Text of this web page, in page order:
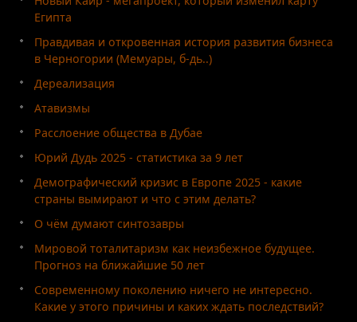
Египта
Правдивая и откровенная история развития бизнеса
в Черногории (Мемуары, б-дь..)
Дереализация
Атавизмы
Расслоение общества в Дубае
Юрий Дудь 2025 - статистика за 9 лет
Демографический кризис в Европе 2025 - какие
страны вымирают и что с этим делать?
О чём думают синтозавры
Мировой тоталитаризм как неизбежное будущее.
Прогноз на ближайшие 50 лет
Современному поколению ничего не интересно.
Какие у этого причины и каких ждать последствий?